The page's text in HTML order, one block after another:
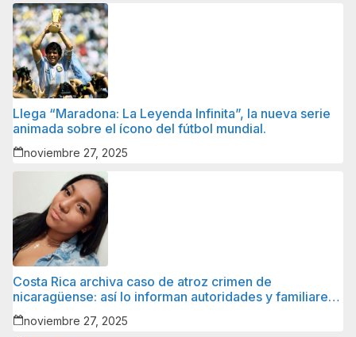
Llega “Maradona: La Leyenda Infinita”, la nueva serie
animada sobre el ícono del fútbol mundial.
noviembre 27, 2025
Costa Rica archiva caso de atroz crimen de
nicaragüense: así lo informan autoridades y familiares
de la víctima.
noviembre 27, 2025